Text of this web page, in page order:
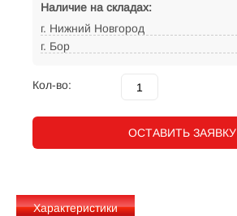
Наличие на складах:
г. Нижний Новгород
г. Бор
Кол-во:
ОСТАВИТЬ ЗАЯВКУ
Характеристики